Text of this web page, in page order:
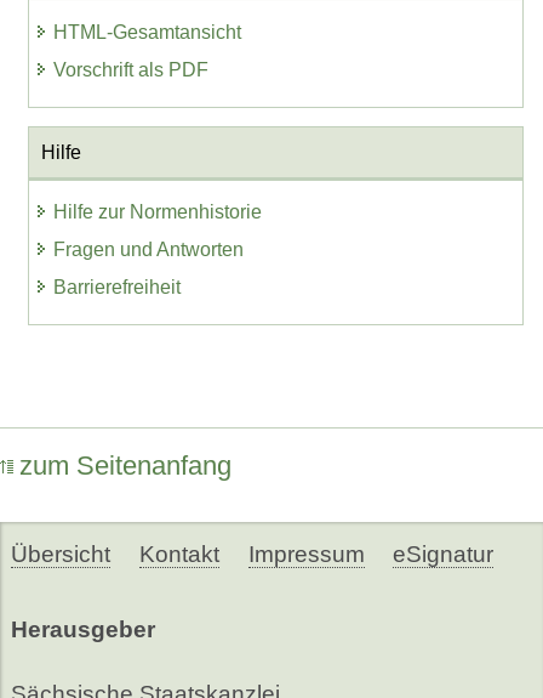
HTML-Gesamtansicht
Vorschrift als PDF
Hilfe
Hilfe zur Normenhistorie
Fragen und Antworten
Barrierefreiheit
zum Seitenanfang
Übersicht Kontakt Impressum eSignatur
Herausgeber